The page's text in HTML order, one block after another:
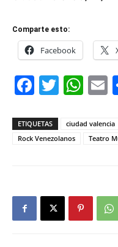
Comparte esto:
Facebook
ETIQUETAS ciudad valencia
Rock Venezolanos
Teatro